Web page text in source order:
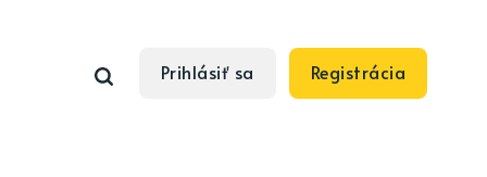
Prihlásiť sa Registrácia